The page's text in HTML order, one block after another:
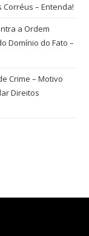
– Entenda!
a Ordem
Domínio do Fato –
Crime – Motivo
Direitos